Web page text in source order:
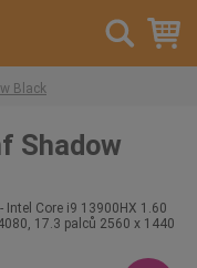
Black
Shadow
- Intel Core i9 13900HX 1.60
17.3 palců 2560 x 1440